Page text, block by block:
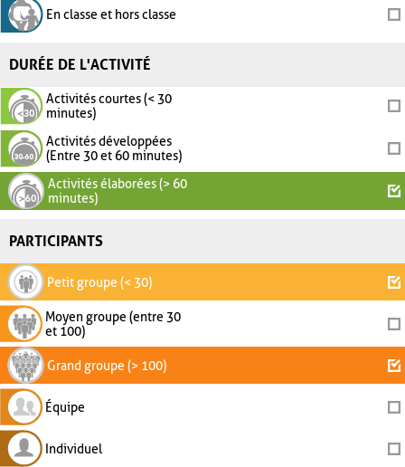
En classe et hors classe
DURÉE DE L'ACTIVITÉ
Activités courtes (< 30
minutes)
Activités développées
(Entre 30 et 60 minutes)
Activités élaborées (> 60
minutes)
PARTICIPANTS
Petit groupe (< 30)
Moyen groupe (entre 30
et 100)
Grand groupe (> 100)
Équipe
Individuel